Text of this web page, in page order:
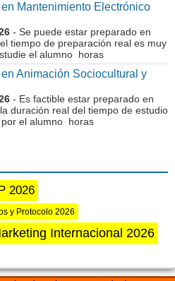
Mantenimiento Electrónico
- Se puede estar preparado en
tiempo de preparación real es muy
el alumno horas
Animación Sociocultural y
- Es factible estar preparado en
duración real del tiempo de estudio
el alumno horas
2026
y Protocolo 2026
Internacional 2026